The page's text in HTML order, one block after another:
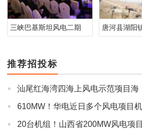
三峡巴基斯坦风电二期 唐河县湖阳
推荐招投标
· 汕尾红海湾四海上风电示范项目海
· 610MW！华电近日多个风电项目机
· 20台机组！山西省200MW风电项目